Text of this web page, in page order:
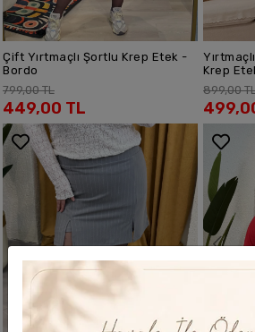
SEPETE EKLE
Çift Yırtmaçlı Şortlu Krep Etek -
Bordo
799,00 TL
449,00 TL
Krep
899,00